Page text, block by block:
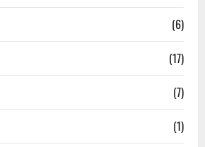
(6)
(17)
(7)
(1)